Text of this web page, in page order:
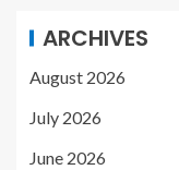
ARCHIVES
August 2026
July 2026
June 2026